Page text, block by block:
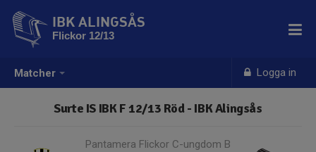
Matcher Logga in
IBK ALINGSÅS
Flickor 12/13
Surte IS IBK F 12/13 Röd - IBK Alingsås
Pantamera Flickor C-ungdom B